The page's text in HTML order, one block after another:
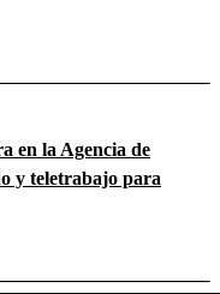
en la Agencia de
y teletrabajo para